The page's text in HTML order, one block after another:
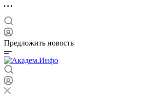
Предложить новость